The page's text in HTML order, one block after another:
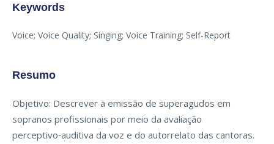
Keywords
Voice; Voice Quality; Singing; Voice Training; Self-Report
Resumo
Objetivo: Descrever a emissão de superagudos em
sopranos profissionais por meio da avaliação
perceptivo‑auditiva da voz e do autorrelato das cantoras.